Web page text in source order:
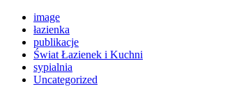
image
łazienka
publikacje
Świat Łazienek i Kuchni
sypialnia
Uncategorized